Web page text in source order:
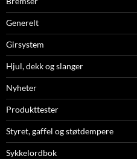
Generelt
Girsystem
Hjul, dekk og slanger
Nyheter
Produkttester
Styret, gaffel og støtdempere
Sykkelordbok